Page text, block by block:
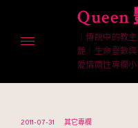
content
Queen
｜傳說中的教
艷｜生命靈數
愛情兩性專欄
2011-07-31 其它專欄